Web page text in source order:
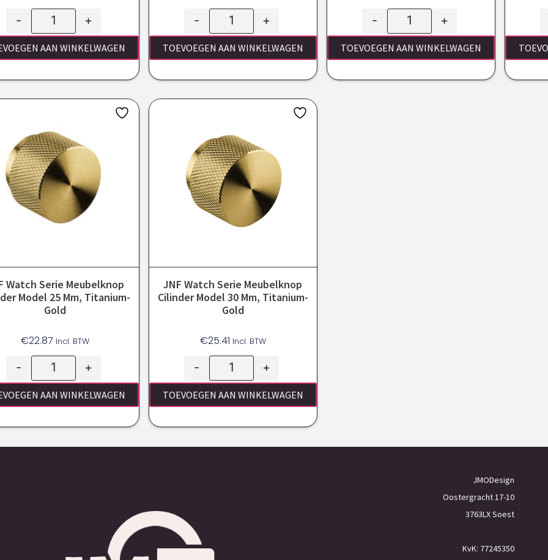
- +
AAN WINKELWAGEN
- +
TOEVOEGEN AAN WINKELWAGEN
- +
TOEVOEGEN AAN WINKELWAGEN
Watch Serie Meubelknop
Model 25 Mm, Titanium-
Gold
€22.87 Incl. BTW
- +
AAN WINKELWAGEN
JNF Watch Serie Meubelknop
Cilinder Model 30 Mm, Titanium-
Gold
€25.41 Incl. BTW
- +
TOEVOEGEN AAN WINKELWAGEN
JMODesign
Oostergracht 17-10
3763LX Soest
KvK: 77245350